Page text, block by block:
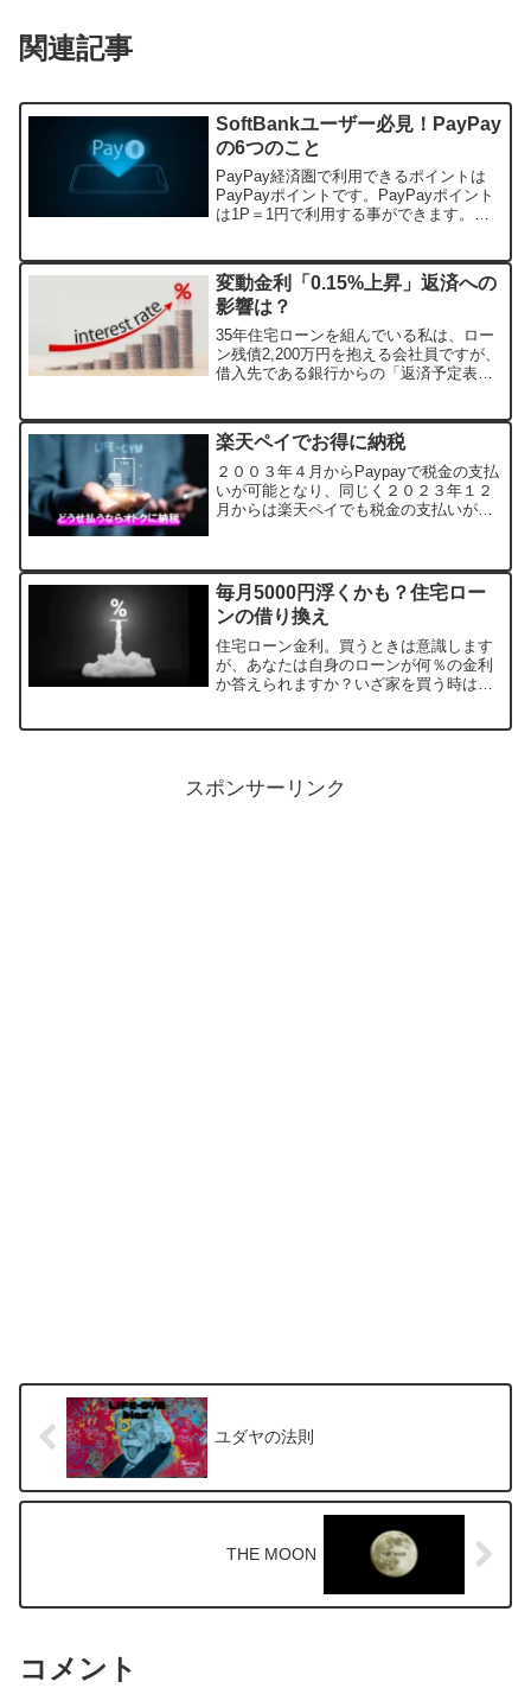
関連記事
SoftBankユーザー必見！PayPay
の6つのこと
PayPay経済圏で利用できるポイントは
PayPayポイントです。PayPayポイント
は1P＝1円で利用する事ができます。ポ
です。知っているつもりでも、知らない
サ...
変動金利「0.15%上昇」返済への
影響は？
35年住宅ローンを組んでいる私は、ロー
ン残債2,200万円を抱える会社員ですが、
借入先である銀行からの「返済予定表」
2025年１月、日銀の利上げは2024年7
月...
楽天ペイでお得に納税
２００３年４月からPaypayで税金の支払
いが可能となり、同じく２０２３年１２
月からは楽天ペイでも税金の支払いが可
ドで支払うと無駄に手数料を払わなくて
はいけないのでQR...
毎月5000円浮くかも？住宅ロー
ンの借り換え
住宅ローン金利。買うときは意識します
が、あなたは自身のローンが何％の金利
か答えられますか？いざ家を買う時は気
スポンサーリンク
ユダヤの法則
THE MOON
コメント